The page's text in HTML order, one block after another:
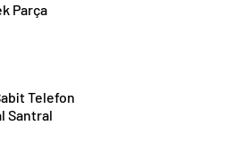
Parça
Telefon
Santral